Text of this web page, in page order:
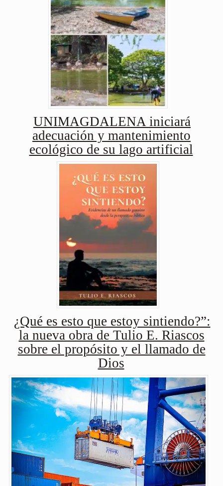
UNIMAGDALENA iniciará
adecuación y mantenimiento
ecológico de su lago artificial
¿Qué es esto que estoy sintiendo?”:
la nueva obra de Tulio E. Riascos
sobre el propósito y el llamado de
Dios